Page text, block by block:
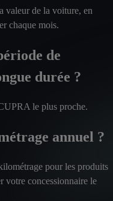
valeur de la voiture, en
chaque mois.
de
durée ?
le plus proche.
annuel ?
pour les produits
votre concessionnaire le